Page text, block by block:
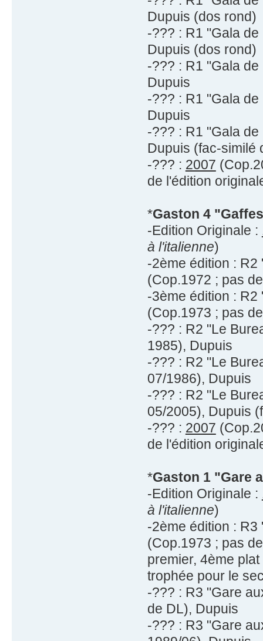
Dupuis (dos rond)
-??? : R1 "Gala
Dupuis (dos rond)
-??? : R1 "Gala
Dupuis
-??? : R1 "Gala
Dupuis
-??? : R1 "Gala
Dupuis (fac-similé
-??? : 2007
de l'édition
*Gaston 4
-Edition Originale :
à l'italienne)
-2ème édition :
(Cop.1972 ; pas
-3ème édition :
(Cop.1973 ; pas
-??? : R2 "Le
1985), Dupuis
-??? : R2 "Le
07/1986), Dupuis
-??? : R2 "Le
05/2005), Dupuis
-??? : 2007
de l'édition
*Gaston 1 "Gare
-Edition Originale :
à l'italienne)
-2ème édition :
(Cop.1973 ; pas
premier, 4ème
trophée pour le
-??? : R3 "Gare
de DL), Dupuis
-??? : R3 "Gare